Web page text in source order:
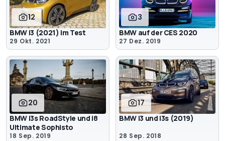
12
BMW i3 (2021) im Test
29 Okt. 2021
3
BMW auf der CES 2020
27 Dez. 2019
20
BMW i3s RoadStyle und i8
Ultimate Sophisto
18 Sep. 2019
17
BMW i3 und i3s (2019)
28 Sep. 2018